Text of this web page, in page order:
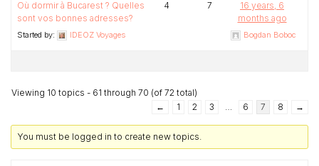
Où dormir à Bucarest ? Quelles
sont vos bonnes adresses?
Started by: IDEOZ Voyages
4 7
16 years, 6
months ago
Bogdan Boboc
Viewing 10 topics - 61 through 70 (of 72 total)
←
1 2 3 … 6 7 8 →
You must be logged in to create new topics.